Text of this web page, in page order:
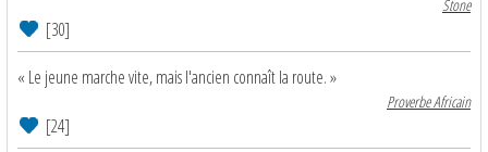
Stone
[30]
« Le jeune marche vite, mais l'ancien connaît la route. »
Proverbe Africain
[24]